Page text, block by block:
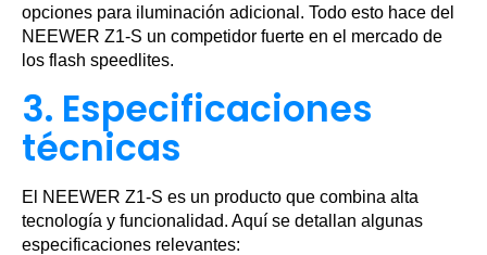
opciones para iluminación adicional. Todo esto hace del
NEEWER Z1-S un competidor fuerte en el mercado de
los flash speedlites.
3. Especificaciones
técnicas
El NEEWER Z1-S es un producto que combina alta
tecnología y funcionalidad. Aquí se detallan algunas
especificaciones relevantes: